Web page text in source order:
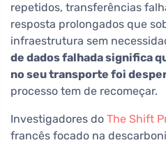
repetidos, transferências
resposta prolongados que
infraestrutura sem
de dados falhada significa
no seu transporte foi
processo tem de recomeçar.
Investigadores do The Shift
francês focado na